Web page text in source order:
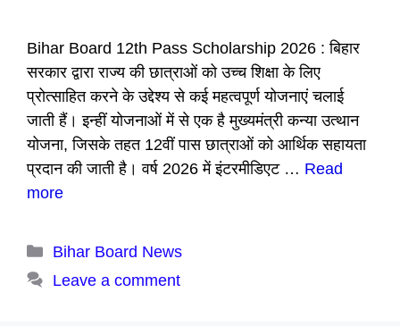
Bihar Board 12th Pass Scholarship 2026 : बिहार
सरकार द्वारा राज्य की छात्राओं को उच्च शिक्षा के लिए
प्रोत्साहित करने के उद्देश्य से कई महत्वपूर्ण योजनाएं चलाई
जाती हैं। इन्हीं योजनाओं में से एक है मुख्यमंत्री कन्या उत्थान
योजना, जिसके तहत 12वीं पास छात्राओं को आर्थिक सहायता
प्रदान की जाती है। वर्ष 2026 में इंटरमीडिएट … Read
more
Categories
Bihar Board News
Leave a comment